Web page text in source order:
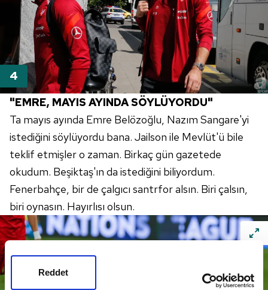
Reddet
"EMRE, MAYIS AYINDA SÖYLÜYORDU"
Ta mayıs ayında Emre Belözoğlu, Nazım Sangare'yi
istediğini söylüyordu bana. Jailson ile Mevlüt'ü bile
teklif etmişler o zaman. Birkaç gün gazetede
okudum. Beşiktaş'ın da istediğini biliyordum.
Fenerbahçe, bir de çalgıcı santrfor alsın. Biri çalsın,
biri oynasın. Hayırlısı olsun.